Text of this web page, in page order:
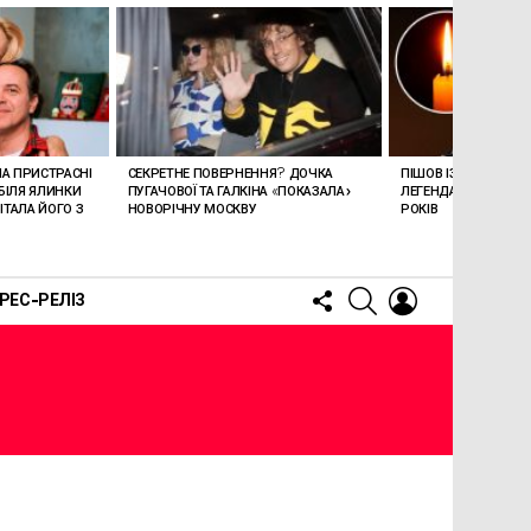
РЕЛІЗ
FOLLOW
US
SEARCH
ПРИСТРАСНІ
ЯЛИНКИ
ЙОГО З
СЕКРЕТНЕ ПОВЕРНЕННЯ? ДОЧКА
ПУГАЧОВОЇ ТА ГАЛКІНА «ПОКАЗАЛА»
НОВОРІЧНУ МОСКВУ
ПІШОВ ІЗ ЖИТТЯ
ЛЕГЕНДАРНОМУ
РОКІВ